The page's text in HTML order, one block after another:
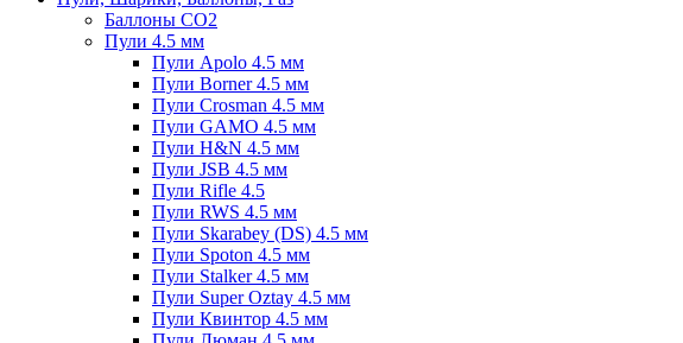
Баллоны CO2
Пули 4.5 мм
Пули Apolo 4.5 мм
Пули Borner 4.5 мм
Пули Crosman 4.5 мм
Пули GAMO 4.5 мм
Пули H&N 4.5 мм
Пули JSB 4.5 мм
Пули Rifle 4.5
Пули RWS 4.5 мм
Пули Skarabey (DS) 4.5 мм
Пули Spoton 4.5 мм
Пули Stalker 4.5 мм
Пули Super Oztay 4.5 мм
Пули Квинтор 4.5 мм